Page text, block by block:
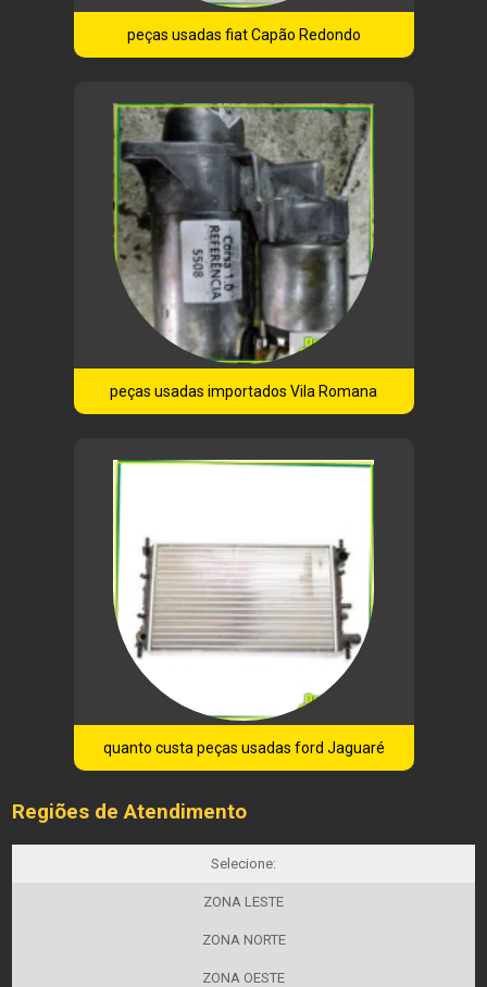
peças usadas fiat Capão Redondo
peças usadas importados Vila Romana
quanto custa peças usadas ford Jaguaré
Regiões de Atendimento
Selecione:
ZONA LESTE
ZONA NORTE
ZONA OESTE